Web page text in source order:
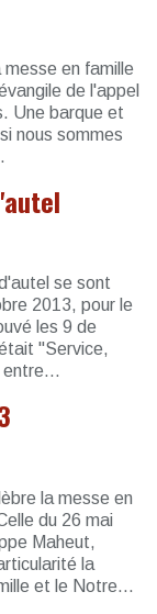
messe en famille
de l'appel
Une barque et
nous sommes
se sont
2013, pour le
les 9 de
"Service,
entre...
la messe en
du 26 mai
Maheut,
la
et le Notre...